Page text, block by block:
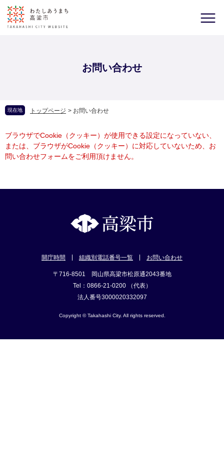
お問い合わせ
現在地 トップページ > お問い合わせ
ブラウザでCookie（クッキー）が使用できる設定になっていない、
または、ブラウザがCookie（クッキー）に対応していないため、お
問い合わせフォームをご利用頂けません。
開庁時間 組織別電話番号一覧 お問い合わせ
〒716-8501 岡山県高梁市松原通2043番地
Tel：0866-21-0200 （代表）
法人番号3000020332097
Copyright © Takahashi City. All rights reserved.